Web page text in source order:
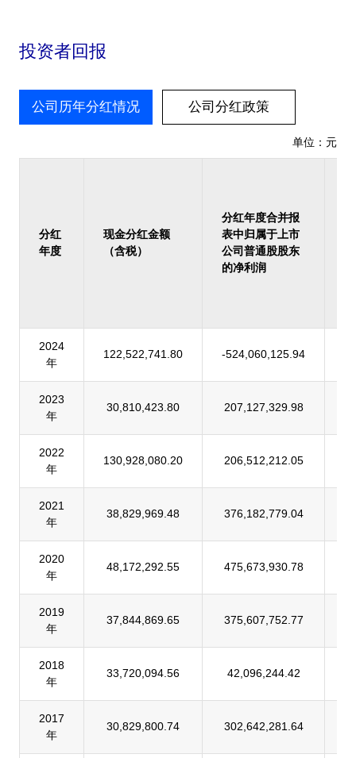
投资者回报
公司历年分红情况 公司分红政策
单位：元
分红
年度
现金分红金额
（含税）
分红年度合并报
表中归属于上市
公司普通股股东
的净利润
2024
年
122,522,741.80 -524,060,125.94
2023
年
30,810,423.80 207,127,329.98
2022
年
130,928,080.20 206,512,212.05
2021
年
38,829,969.48 376,182,779.04
2020
年
48,172,292.55 475,673,930.78
2019
年
37,844,869.65 375,607,752.77
2018
年
33,720,094.56 42,096,244.42
2017
年
30,829,800.74 302,642,281.64